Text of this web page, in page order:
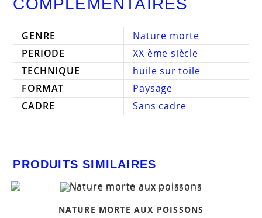
COMPLÉMENTAIRES
GENRE
Nature morte
PERIODE
XX ème siècle
TECHNIQUE
huile sur toile
FORMAT
Paysage
CADRE
Sans cadre
PRODUITS SIMILAIRES
NATURE MORTE AUX POISSONS